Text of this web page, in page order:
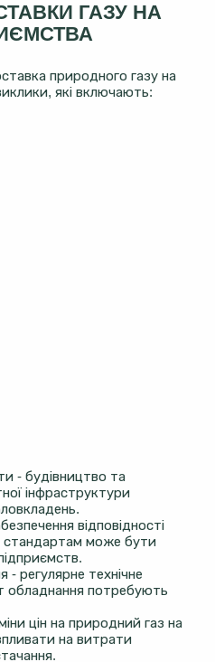
ГАЗУ НА
природного газу на
які включають:
- будівництво та
інфраструктури
відповідності
стандартам може бути
- регулярне технічне
обладнання потребують
цін на природний газ на
на витрати